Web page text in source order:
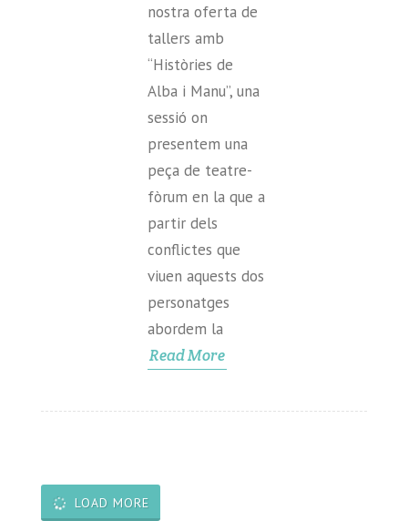
nostra oferta de
tallers amb
“Històries de
Alba i Manu”, una
sessió on
presentem una
peça de teatre-
fòrum en la que a
partir dels
conflictes que
viuen aquests dos
personatges
abordem la
Read More
LOAD MORE